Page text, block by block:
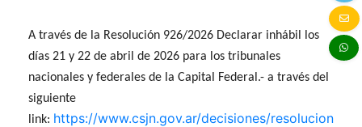
A través de la Resolución 926/2026 Declarar inhábil los
días 21 y 22 de abril de 2026 para los tribunales
nacionales y federales de la Capital Federal.- a través del
siguiente
link: https://www.csjn.gov.ar/decisiones/resolucion